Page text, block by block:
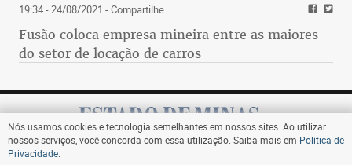
19:34 - 24/08/2021 - Compartilhe
Fusão coloca empresa mineira entre as maiores
do setor de locação de carros
Nós usamos cookies e tecnologia semelhantes em nossos sites. Ao utilizar
nossos serviços, você concorda com essa utilização. Saiba mais em Política de
Privacidade